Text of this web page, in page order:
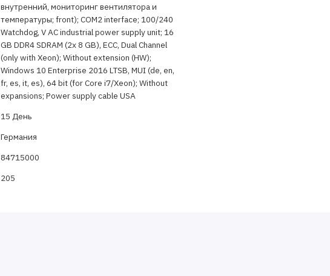
внутренний, мониторинг вентилятора и
температуры; front); COM2 interface; 100/240
Watchdog, V AC industrial power supply unit; 16
GB DDR4 SDRAM (2x 8 GB), ECC, Dual Channel
(only with Xeon); Without extension (HW);
Windows 10 Enterprise 2016 LTSB, MUI (de, en,
fr, es, it, es), 64 bit (for Core i7/Xeon); Without
expansions; Power supply cable USA
15 День
Германия
84715000
205